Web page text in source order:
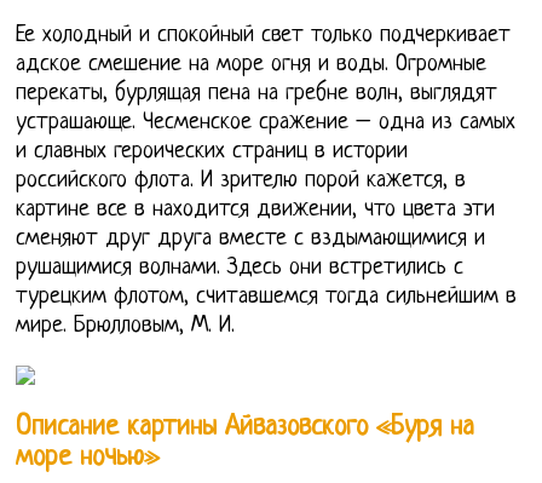
Ее холодный и спокойный свет только подчеркивает
адское смешение на море огня и воды. Огромные
перекаты, бурлящая пена на гребне волн, выглядят
устрашающе. Чесменское сражение – одна из самых
и славных героических страниц в истории
российского флота. И зрителю порой кажется, в
картине все в находится движении, что цвета эти
сменяют друг друга вместе с вздымающимися и
рушащимися волнами. Здесь они встретились с
турецким флотом, считавшемся тогда сильнейшим в
мире. Брюлловым, М. И.
Описание картины Айвазовского «Буря на
море ночью»